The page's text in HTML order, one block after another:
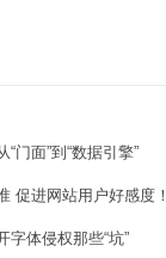
门面”到“数据引擎”
促进网站用户好感度！
字体侵权那些“坑”